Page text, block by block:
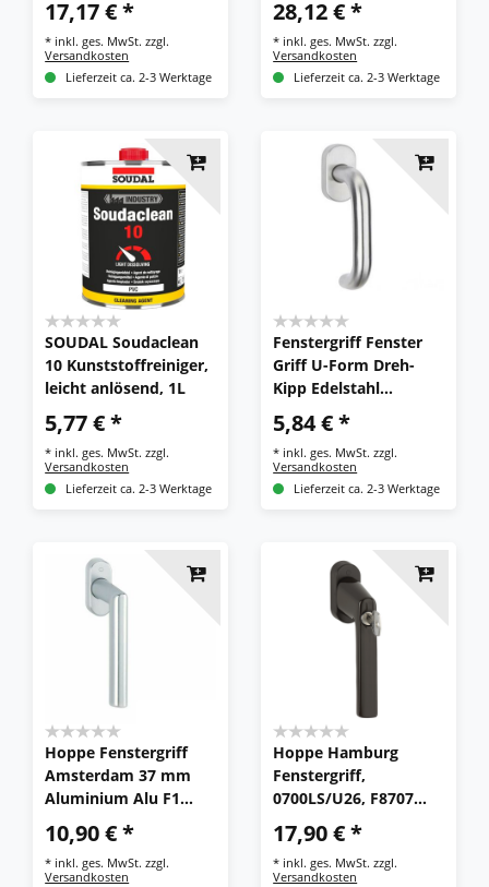
E0140/US956
17,17 € *
* inkl. ges. MwSt. zzgl.
Versandkosten
Lieferzeit ca. 2-3 Werktage
Secustik
28,12 € *
* inkl. ges. MwSt. zzgl.
Versandkosten
Lieferzeit ca. 2-3 Werktage
SOUDAL Soudaclean
10 Kunststoffreiniger,
leicht anlösend, 1L
5,77 € *
* inkl. ges. MwSt. zzgl.
Versandkosten
Lieferzeit ca. 2-3 Werktage
Fenstergriff Fenster
Griff U-Form Dreh-
Kipp Edelstahl
138.1070.FG 24/31-
36/42
5,84 € *
* inkl. ges. MwSt. zzgl.
Versandkosten
Lieferzeit ca. 2-3 Werktage
Hoppe Fenstergriff
Amsterdam 37 mm
Aluminium Alu F1
0400/U30 Fensterolive
Griff
10,90 € *
* inkl. ges. MwSt. zzgl.
Versandkosten
Hoppe Hamburg
Fenstergriff,
0700LS/U26, F8707
dunkelbraun,
abschließbar, Secu100
17,90 € *
* inkl. ges. MwSt. zzgl.
Versandkosten